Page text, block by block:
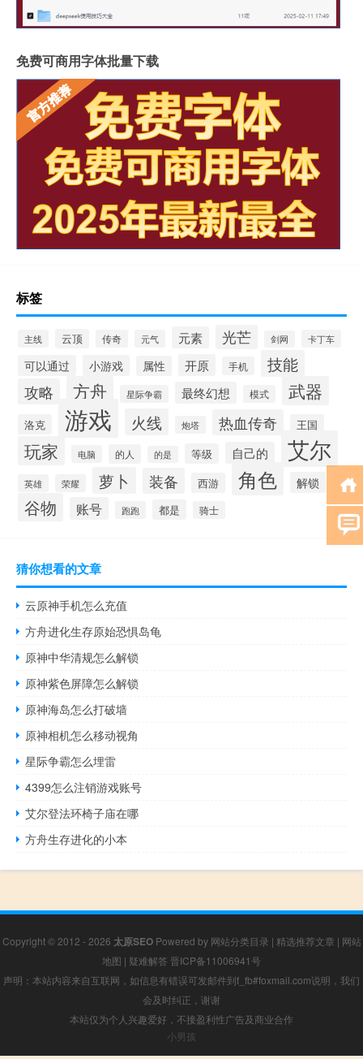
免费可商用字体批量下载
标签
主线 云顶 传奇 元气 元素 光芒 剑网 卡丁车
可以通过 小游戏 属性 开原 手机 技能
攻略 方舟 星际争霸 最终幻想 模式 武器
洛克 游戏 火线 炮塔 热血传奇 王国
玩家 电脑 的人 的是 等级 自己的 艾尔
英雄 荣耀 萝卜 装备 西游 角色 解锁
谷物 账号 跑跑 都是 骑士
猜你想看的文章
云原神手机怎么充值
方舟进化生存原始恐惧岛龟
原神中华清规怎么解锁
原神紫色屏障怎么解锁
原神海岛怎么打破墙
原神相机怎么移动视角
星际争霸怎么埋雷
4399怎么注销游戏账号
艾尔登法环椅子庙在哪
方舟生存进化的小本
Copyright © 2012 - 2026 太原SEOPowered by 网站分类目录 | 精选推荐文章 | 网站
地图 | 疑难解答 晋ICP备11006941号
声明：本站内容来自互联网，如信息有错误可发邮件到f_fb#foxmail.com说明，我们
会及时纠正，谢谢
本站仅为个人兴趣爱好，不接盈利性广告及商业合作
小男孩